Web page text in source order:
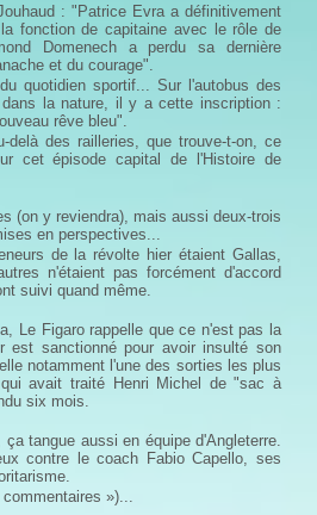
: "Patrice Evra a définitivement
fonction de capitaine avec le rôle de
Domenech a perdu sa dernière
et du courage".
quotidien sportif... Sur l'autobus des
la nature, il y a cette inscription :
rêve bleu".
delà des railleries, que trouve-t-on, ce
cet épisode capital de l'Histoire de
(on y reviendra), mais aussi deux-trois
en perspectives...
de la révolte hier étaient Gallas,
n'étaient pas forcément d'accord
suivi quand même.
Le Figaro rappelle que ce n'est pas la
est sanctionné pour avoir insulté son
notamment l'une des sorties les plus
avait traité Henri Michel de "sac à
six mois.
tangue aussi en équipe d'Angleterre.
contre le coach Fabio Capello, ses
»)...